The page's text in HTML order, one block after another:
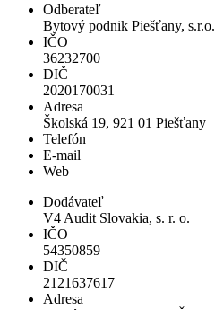
Odberateľ
Bytový podnik Piešťany, s.r.o.
IČO
36232700
DIČ
2020170031
Adresa
Školská 19, 921 01 Piešťany
Telefón
E-mail
Web
Dodávateľ
V4 Audit Slovakia, s. r. o.
IČO
54350859
DIČ
2121637617
Adresa